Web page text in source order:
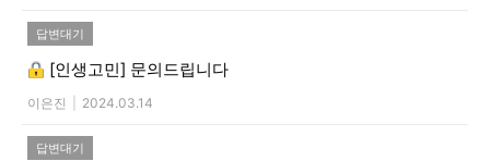
답변대기
[인생고민] 문의드립니다
이은진 2024.03.14
답변대기